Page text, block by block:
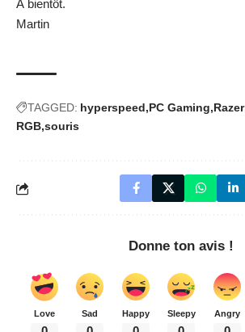
À bientôt.
Martin
TAGGED: hyperspeed PC Gaming Razer
RGB souris
Donne ton avis !
Love Sad Happy Sleepy Angry